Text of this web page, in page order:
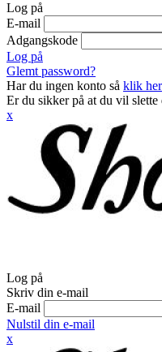
Log på
E-mail
Adgangskode
Log på
Glemt password?
Har du ingen konto så klik her
Er du sikker på at du vil slette
x
Log på
Skriv din e-mail
E-mail
Nulstil din e-mail
x